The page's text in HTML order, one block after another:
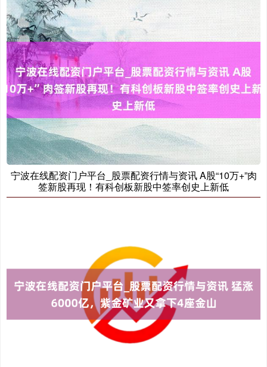
创业板指 3563.12 +47.56 +1.35%
229.69 +0.10
宁波在线配资门户平台_股票配资行情与资讯 A股“10万+”肉
签新股再现！有科创板新股中签率创史上新低